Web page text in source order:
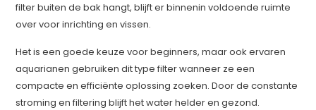
filter buiten de bak hangt, blijft er binnenin voldoende ruimte
over voor inrichting en vissen.
Het is een goede keuze voor beginners, maar ook ervaren
aquarianen gebruiken dit type filter wanneer ze een
compacte en efficiënte oplossing zoeken. Door de constante
stroming en filtering blijft het water helder en gezond.